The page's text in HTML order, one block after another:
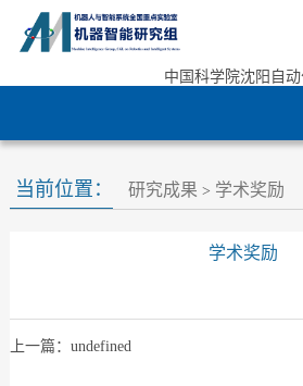
中国科学院沈阳自
当前位置： 研究成果 > 学术奖励
学术奖励
上一篇： undefined